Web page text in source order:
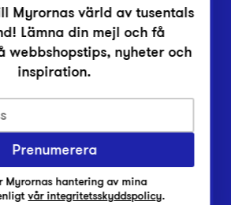
leverans eller retur?
Myrornas värld av tusentals
Lämna din mejl och få
webbshopstips, nyheter och
inspiration.
Prenumerera
hantering av mina
vår integritetsskyddspolicy.